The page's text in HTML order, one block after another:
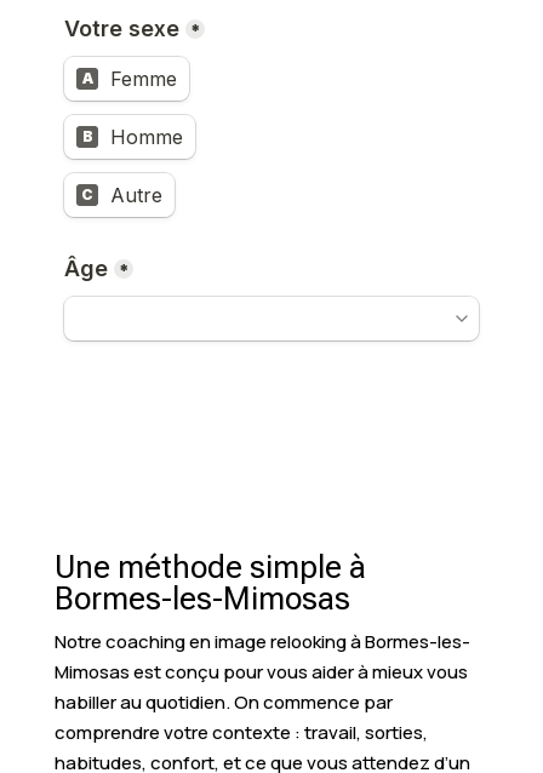
Une méthode simple à
Bormes-les-Mimosas
Notre coaching en image relooking à Bormes-les-
Mimosas est conçu pour vous aider à mieux vous
habiller au quotidien. On commence par
comprendre votre contexte : travail, sorties,
habitudes, confort, et ce que vous attendez d’un